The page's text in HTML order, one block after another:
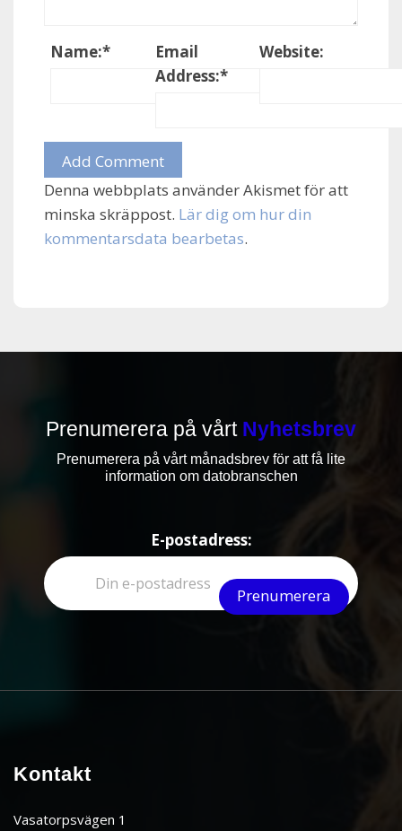
Name:*
Email
Address:*
Website:
Denna webbplats använder Akismet för att
minska skräppost. Lär dig om hur din
kommentarsdata bearbetas.
Prenumerera på vårt Nyhetsbrev
Prenumerera på vårt månadsbrev för att få lite
information om datobranschen
E-postadress:
Kontakt
Vasatorpsvägen 1